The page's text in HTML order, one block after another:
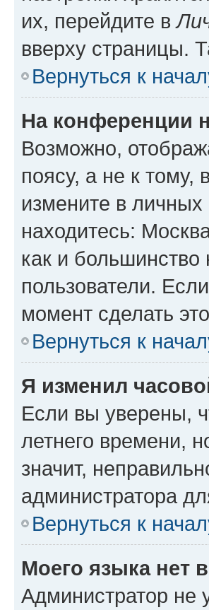
их, перейдите в
вверху страницы.
Вернуться к
На конференции
Возможно,
поясу, а не к тому,
измените в личных
находитесь:
как и большинство
пользователи.
момент сделать
Вернуться к
Я изменил
Если вы уверены,
летнего времени,
значит,
администратора
Вернуться к
Моего языка нет
Администратор не